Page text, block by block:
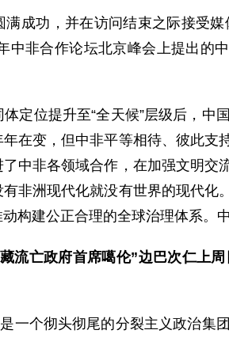
成功，并在访问结束之际接受
中非合作论坛北京峰会上提出的
定位提升至“全天候”层级后，
在变，但中非平等相待、彼此
中非各领域合作，在加强文明
非洲现代化就没有世界的现代
构建公正合理的全球治理体系。
流亡政府首席噶伦”边巴次仁上
一个彻头彻尾的分裂主义政治